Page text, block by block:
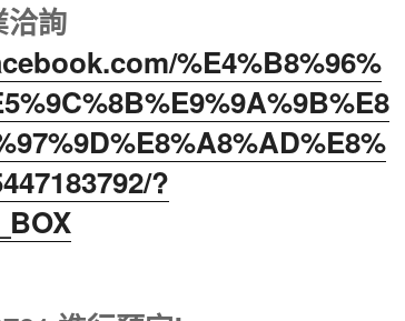
洽詢
%E4%B8%96%
?